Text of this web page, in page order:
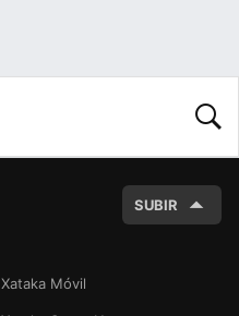
SUBIR
Xataka Móvil